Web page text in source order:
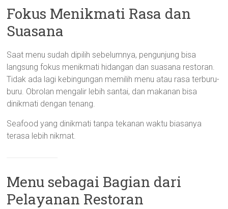
Fokus Menikmati Rasa dan
Suasana
Saat menu sudah dipilih sebelumnya, pengunjung bisa
langsung fokus menikmati hidangan dan suasana restoran.
Tidak ada lagi kebingungan memilih menu atau rasa terburu-
buru. Obrolan mengalir lebih santai, dan makanan bisa
dinikmati dengan tenang.
Seafood yang dinikmati tanpa tekanan waktu biasanya
terasa lebih nikmat.
Menu sebagai Bagian dari
Pelayanan Restoran